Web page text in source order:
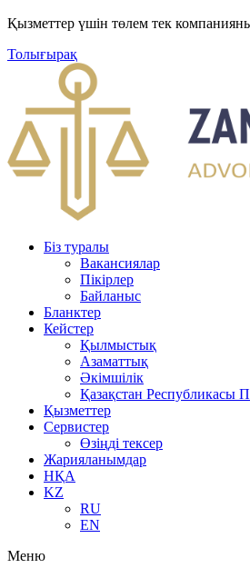
Қызметтер үшін төлем тек
Толығырақ
Біз туралы
Вакансиялар
Пікірлер
Байланыс
Бланктер
Кейстер
Қылмыстық
Азаматтық
Әкімшілік
Қазақстан Республикасы
Қызметтер
Сервистер
Өзіңді тексер
Жарияланымдар
НҚА
KZ
RU
EN
Меню